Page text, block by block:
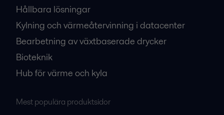
Hållbara lösningar
Kylning och värmeåtervinning i datacenter
Bearbetning av växtbaserade drycker
Bioteknik
Hub för värme och kyla
Mest populära produktsidor